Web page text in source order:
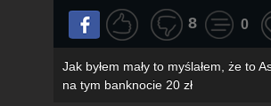
8 0
Jak byłem mały to myślałem, że to
na tym banknocie 20 zł